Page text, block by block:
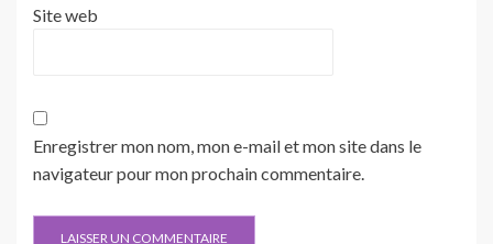
Site web
Enregistrer mon nom, mon e-mail et mon site dans le
navigateur pour mon prochain commentaire.